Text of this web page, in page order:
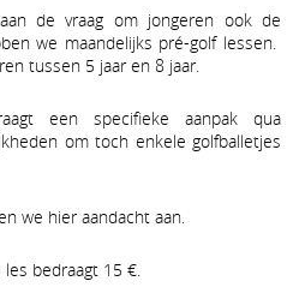
de vraag om jongeren ook de
we maandelijks pré-golf lessen.
tussen 5 jaar en 8 jaar.
een specifieke aanpak qua
om toch enkele golfballetjes
we hier aandacht aan.
bedraagt 15 €.